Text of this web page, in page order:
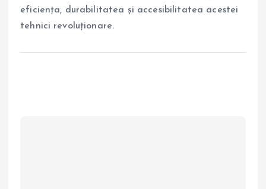
eficiența, durabilitatea și accesibilitatea acestei
tehnici revoluționare.